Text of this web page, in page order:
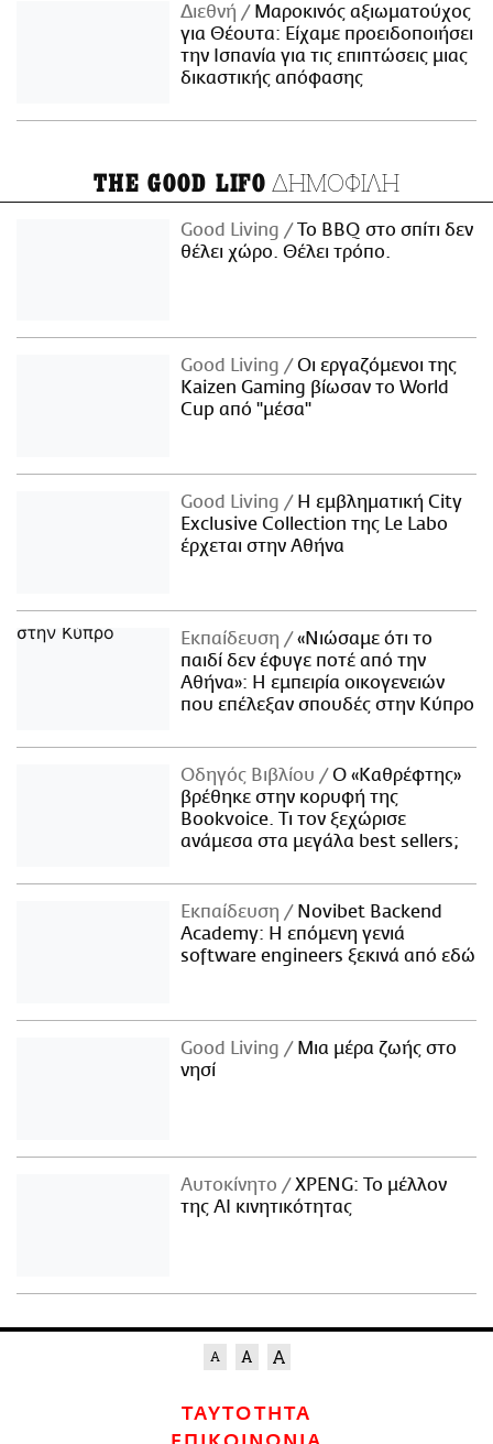
Διεθνή
Μαροκινός αξιωματούχος
για Θέουτα: Είχαμε προειδοποιήσει
την Ισπανία για τις επιπτώσεις μιας
δικαστικής απόφασης
THE GOOD LIFO ΔΗΜΟΦΙΛΗ
Good Living
Το BBQ στο σπίτι δεν
θέλει χώρο. Θέλει τρόπο.
Good Living
Οι εργαζόμενοι της
Kaizen Gaming βίωσαν το World
Cup από "μέσα"
Good Living
Η εμβληματική City
Exclusive Collection της Le Labo
έρχεται στην Αθήνα
Εκπαίδευση
«Νιώσαμε ότι το
παιδί δεν έφυγε ποτέ από την
Αθήνα»: Η εμπειρία οικογενειών
που επέλεξαν σπουδές στην Κύπρο
Οδηγός Βιβλίου
Ο «Καθρέφτης»
βρέθηκε στην κορυφή της
Bookvoice. Τι τον ξεχώρισε
ανάμεσα στα μεγάλα best sellers;
Εκπαίδευση
Novibet Backend
Academy: Η επόμενη γενιά
software engineers ξεκινά από εδώ
Good Living
Μια μέρα ζωής στο
νησί
Αυτοκίνητο
XPENG: Το μέλλον
της AI κινητικότητας
ΤΑΥΤΟΤΗΤΑ